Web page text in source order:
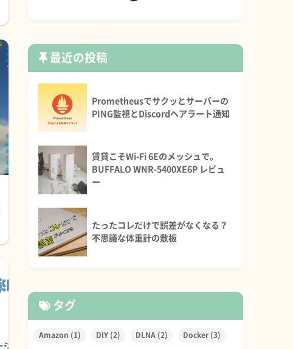
最近の投稿
Prometheusでサクッとサーバーの
PING監視とDiscordへアラート通知
賃貸こそWi-Fi 6Eのメッシュで。
BUFFALO WNR-5400XE6P レビュ
ー
たったコレだけで誤差がなくなる？
不思議な体重計の敷板
タグ
Amazon (1) DIY (2) DLNA (2) Docker (3)